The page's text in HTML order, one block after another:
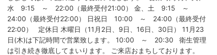
水 9:15 ～ 22:00（最終受付21:00） 金、土 9:15 ～
24:00（最終受付22:00） 日祝日 10:00 ～ 24:00（最終受付
22:00） 定休日 木曜日（11月2日、9日、16日、30日） 11月23
日(木)は下記時間で営業致します。 10:00 ～ 20:30 衛生管理
は引き続き徹底してまいります。 ご来店おまちしております。